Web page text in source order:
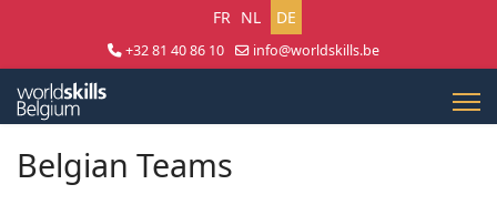
Sprache auswählen
FR NL DE
+32 81 40 86 10
info@worldskills.be
Belgian Teams